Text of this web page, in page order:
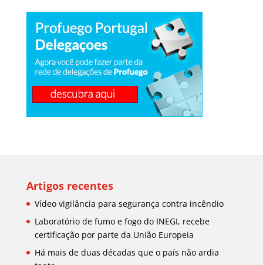
Artigos recentes
Vídeo vigilância para segurança contra incêndio
Laboratório de fumo e fogo do INEGI, recebe
certificação por parte da União Europeia
Há mais de duas décadas que o país não ardia